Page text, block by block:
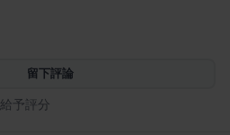
留下評論
給予評分